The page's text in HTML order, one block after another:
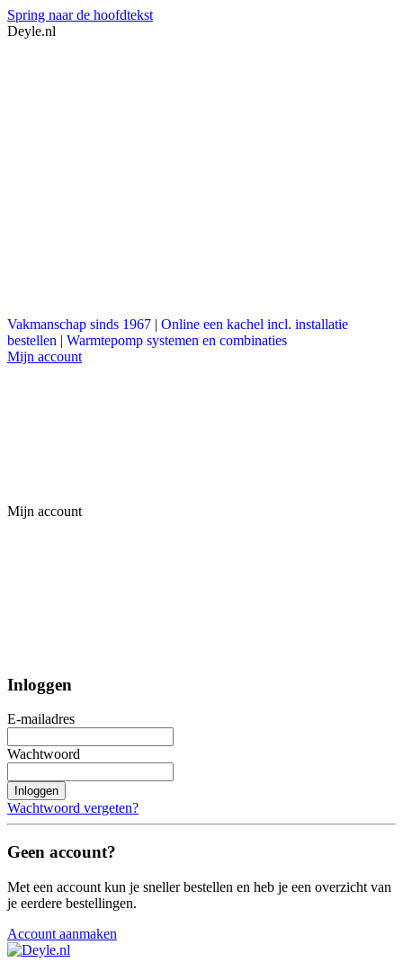
Spring naar de hoofdtekst
Deyle.nl
Vakmanschap sinds 1967 | Online een kachel incl. installatie
bestellen | Warmtepomp systemen en combinaties
Mijn account
Mijn account
Inloggen
E-mailadres
Wachtwoord
Inloggen
Wachtwoord vergeten?
Geen account?
Met een account kun je sneller bestellen en heb je een overzicht van
je eerdere bestellingen.
Account aanmaken